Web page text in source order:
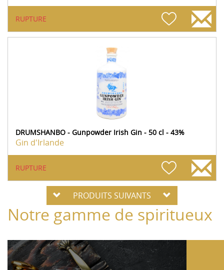
RUPTURE
DRUMSHANBO - Gunpowder Irish Gin - 50 cl - 43%
Gin d'Irlande
RUPTURE
PRODUITS SUIVANTS
Notre gamme de spiritueux